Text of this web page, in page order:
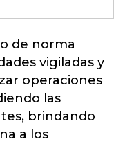
de norma
vigiladas y
operaciones
las
brindando
a los